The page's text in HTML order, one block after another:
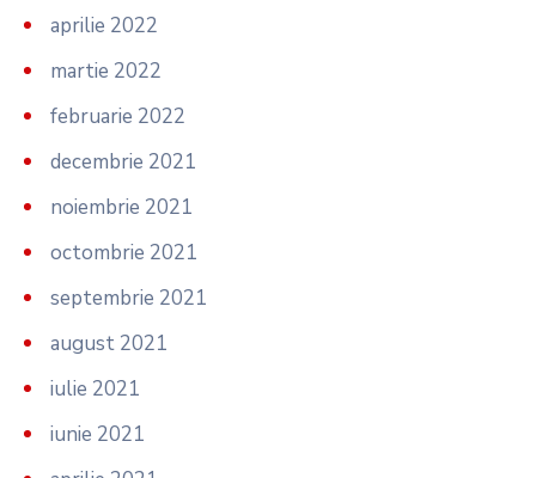
aprilie 2022
martie 2022
februarie 2022
decembrie 2021
noiembrie 2021
octombrie 2021
septembrie 2021
august 2021
iulie 2021
iunie 2021